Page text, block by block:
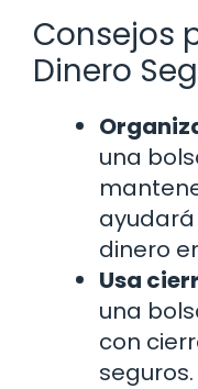
Consejos
Dinero
una
dinero
Usa
una
con
seguros.